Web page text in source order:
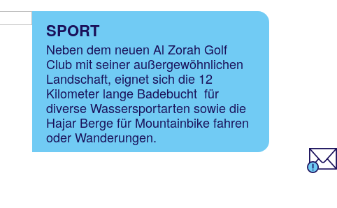
SPORT
Neben dem neuen Al Zorah Golf
Club mit seiner außergewöhnlichen
Landschaft, eignet sich die 12
Kilometer lange Badebucht für
diverse Wassersportarten sowie die
Hajar Berge für Mountainbike fahren
oder Wanderungen.